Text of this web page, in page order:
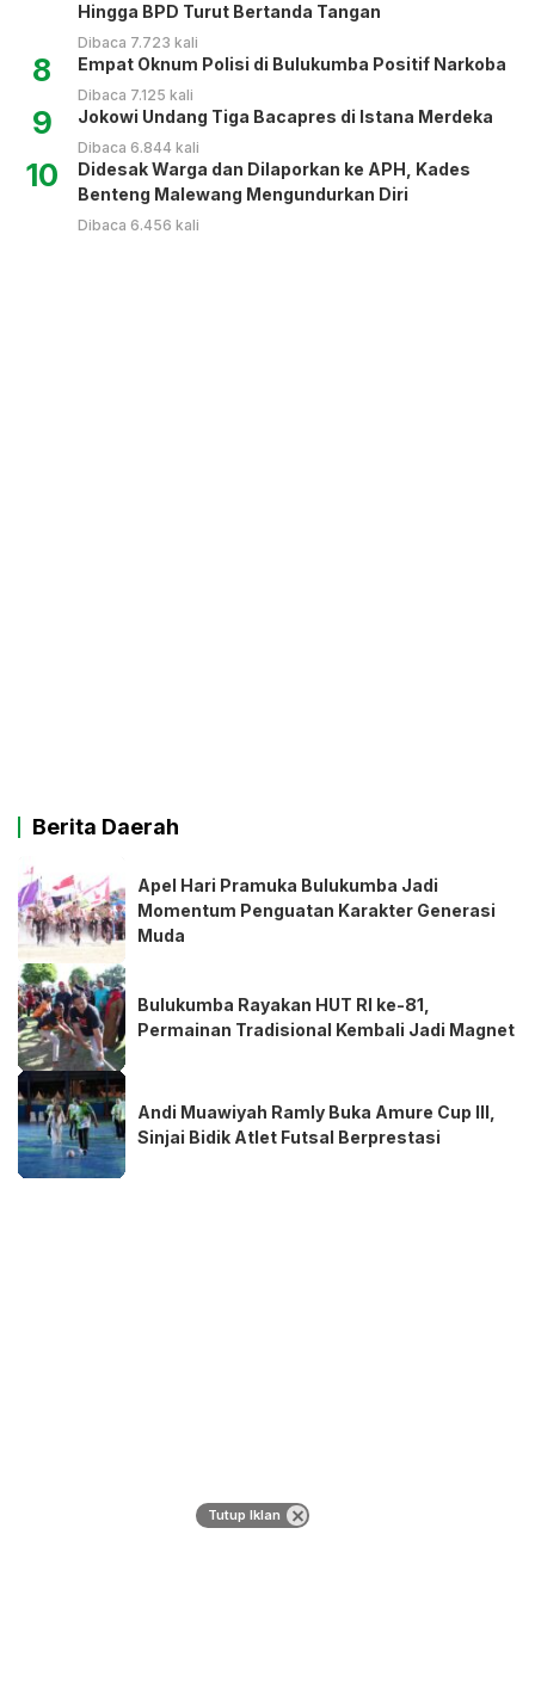
Hingga BPD Turut Bertanda Tangan
Dibaca 7.723 kali
8 Empat Oknum Polisi di Bulukumba Positif Narkoba
Dibaca 7.125 kali
9 Jokowi Undang Tiga Bacapres di Istana Merdeka
Dibaca 6.844 kali
10
Didesak Warga dan Dilaporkan ke APH, Kades
Benteng Malewang Mengundurkan Diri
Dibaca 6.456 kali
Berita Daerah
Apel Hari Pramuka Bulukumba Jadi
Momentum Penguatan Karakter Generasi
Muda
Bulukumba Rayakan HUT RI ke-81,
Permainan Tradisional Kembali Jadi Magnet
Andi Muawiyah Ramly Buka Amure Cup III,
Sinjai Bidik Atlet Futsal Berprestasi
Tutup Iklan